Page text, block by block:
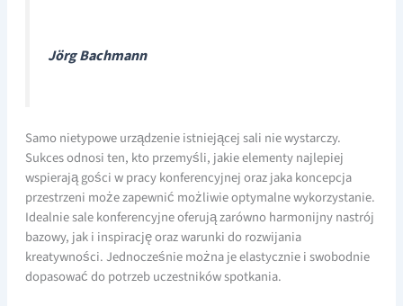
Jörg Bachmann
Samo nietypowe urządzenie istniejącej sali nie wystarczy.
Sukces odnosi ten, kto przemyśli, jakie elementy najlepiej
wspierają gości w pracy konferencyjnej oraz jaka koncepcja
przestrzeni może zapewnić możliwie optymalne wykorzystanie.
Idealnie sale konferencyjne oferują zarówno harmonijny nastrój
bazowy, jak i inspirację oraz warunki do rozwijania
kreatywności. Jednocześnie można je elastycznie i swobodnie
dopasować do potrzeb uczestników spotkania.